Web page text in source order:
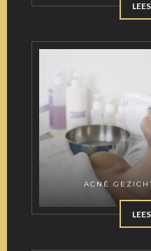
ACNÉ